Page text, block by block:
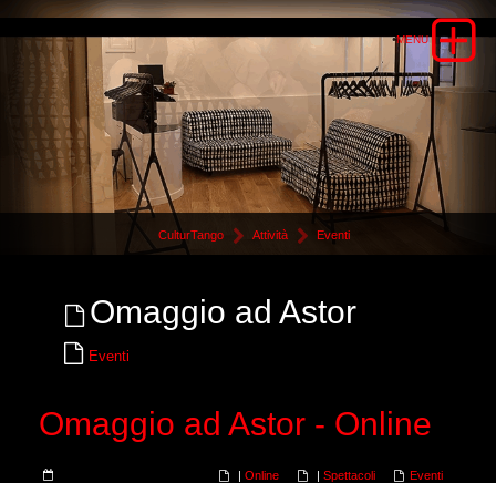
CulturTango Attività Eventi
Omaggio ad Astor
Eventi
Omaggio ad Astor - Online
Eventi
|Spettacoli
|Online